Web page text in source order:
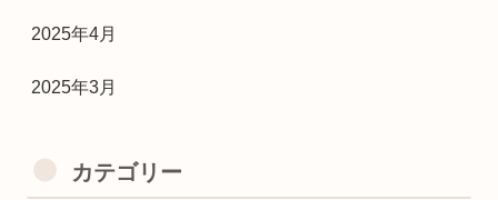
2025年4月
2025年3月
カテゴリー